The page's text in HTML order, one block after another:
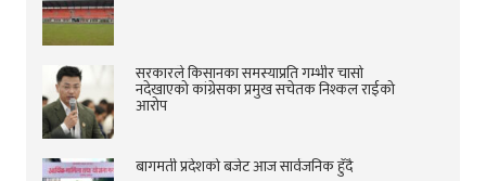
सरकारले किसानका समस्याप्रति गम्भीर चासो
नदेखाएको कांग्रेसका प्रमुख सचेतक निश्कल राईको
आरोप
बागमती प्रदेशको बजेट आज सार्वजनिक हुँदै